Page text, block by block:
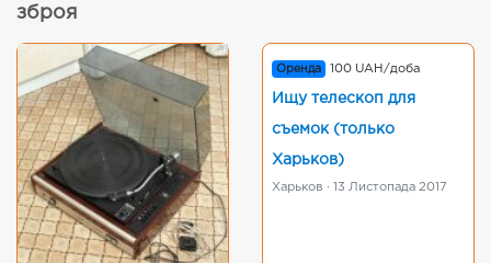
зброя
Оренда 100 UAH/доба
Ищу телескоп для
съемок (только
Харьков)
Харьков · 13 Листопада 2017